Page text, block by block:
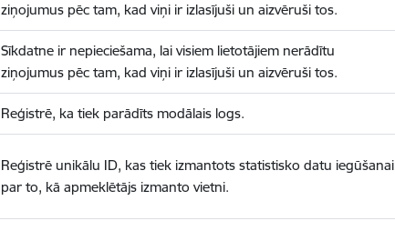
ziņojumus pēc tam, kad viņi ir izlasījuši un aizvēruši tos.
Sīkdatne ir nepieciešama, lai visiem lietotājiem nerādītu
ziņojumus pēc tam, kad viņi ir izlasījuši un aizvēruši tos.
Reģistrē, ka tiek parādīts modālais logs.
Reģistrē unikālu ID, kas tiek izmantots statistisko datu iegūšanai
par to, kā apmeklētājs izmanto vietni.